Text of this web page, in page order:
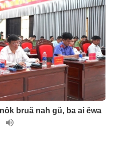
bruă nah gŭ, ba ai êwa